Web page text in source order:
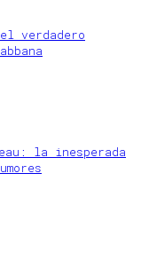
verdadero
la inesperada